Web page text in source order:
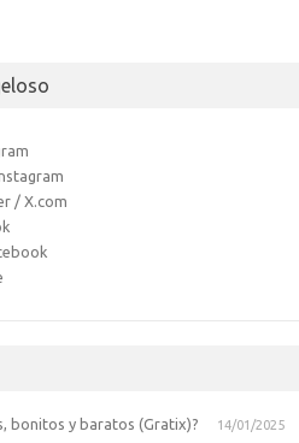
/ X.com
bonitos y baratos (Gratix)? 14/01/2025